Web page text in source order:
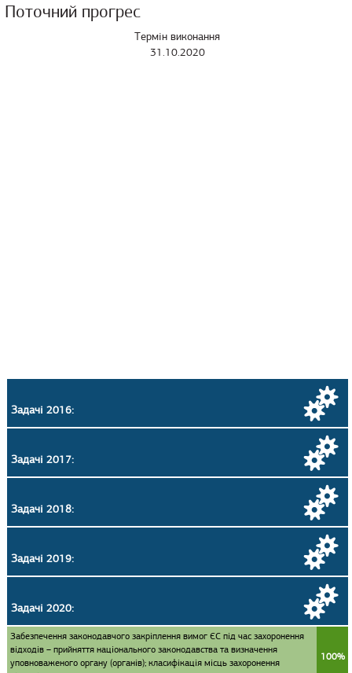
Поточний прогрес
Термін виконання
31.10.2020
Задачі 2016:
Задачі 2017:
Задачі 2018:
Задачі 2019:
Задачі 2020:
Забезпечення законодавчого закріплення вимог ЄС під час захоронення
відходів – прийняття національного законодавства та визначення
уповноваженого органу (органів); класифікація місць захоронення
100%